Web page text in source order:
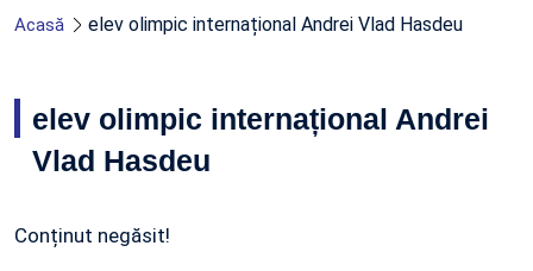
Acasă elev olimpic internațional Andrei Vlad Hasdeu
elev olimpic internațional Andrei
Vlad Hasdeu
Conținut negăsit!